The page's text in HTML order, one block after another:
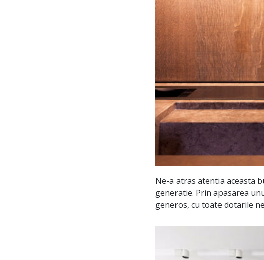
Ne-a atras atentia aceasta
generatie. Prin apasarea
generos, cu toate dotarile